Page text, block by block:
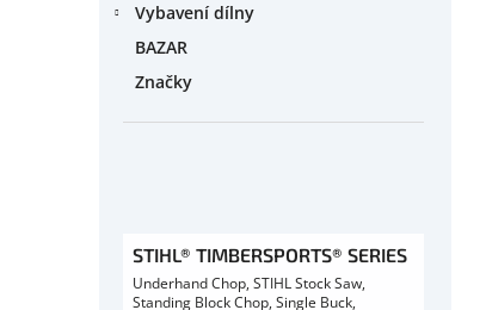
Vybavení dílny
BAZAR
Značky
STIHL® TIMBERSPORTS® SERIES
Underhand Chop, STIHL Stock Saw,
Standing Block Chop, Single Buck,